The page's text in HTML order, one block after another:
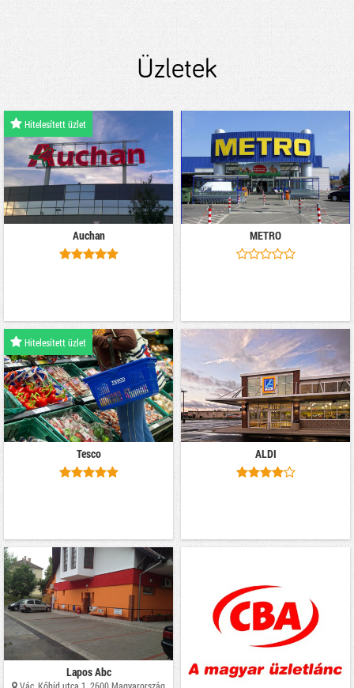
Üzletek
Hitelesített üzlet
Auchan METRO
Hitelesített üzlet
Tesco ALDI
Lapos Abc
Vác, Kőhíd utca 1, 2600 Magyarország